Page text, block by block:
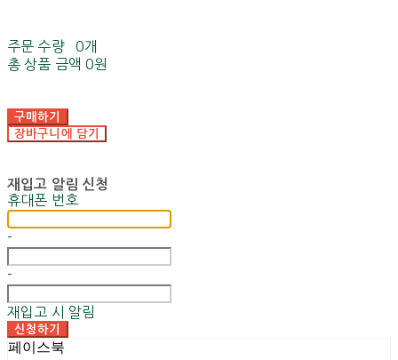
주문 수량
0개
총 상품 금액 0원
구매하기
장바구니에 담기
재입고 알림 신청
휴대폰 번호
-
-
재입고 시 알림
신청하기
페이스북